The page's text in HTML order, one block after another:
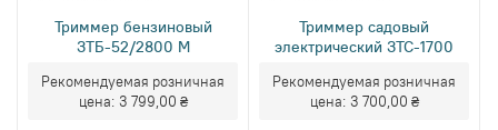
Триммер бензиновый
ЗТБ-52/2800 М
Рекомендуемая розничная
цена: 3 799,00 ₴
Триммер садовый
электрический ЗТС-1700
Рекомендуемая розничная
цена: 3 700,00 ₴